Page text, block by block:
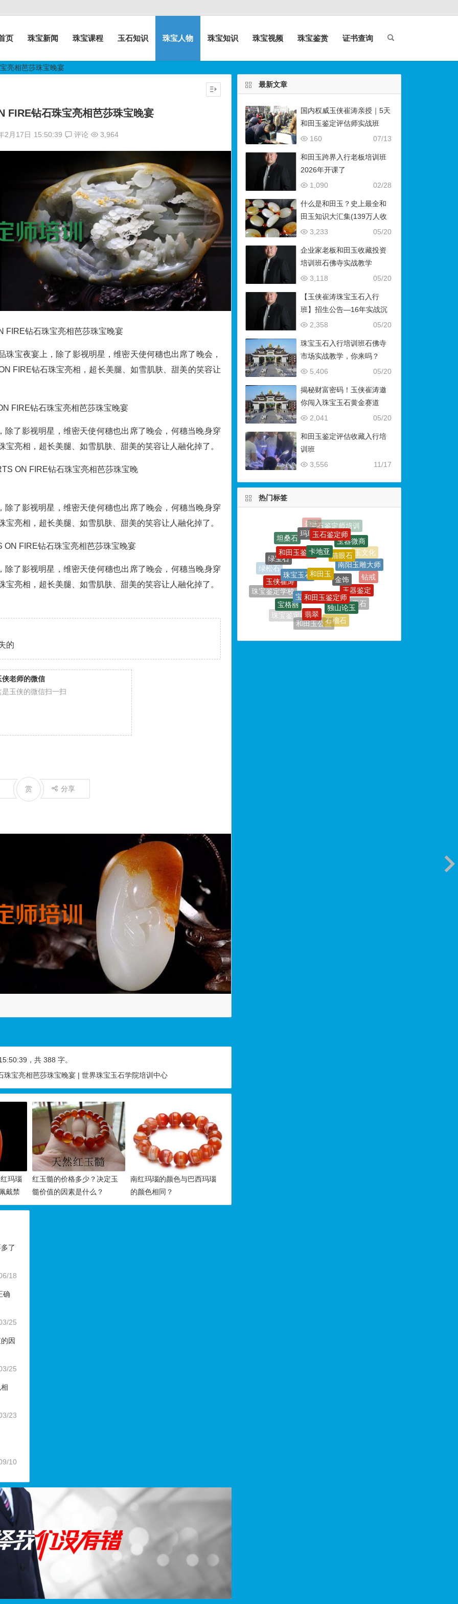
页 珠宝新闻 珠宝课程 玉石知识 珠宝人物 珠宝知识 珠宝视频 珠宝鉴赏 证书查询
亮相芭莎珠宝晚宴
FIRE钻石珠宝亮相芭莎珠宝晚宴
2月17日 15:50:39 评论 3,964
珠宝夜宴上，除了影视明星，维密天使何穗也出席了晚会，
FIRE钻石珠宝亮相，超长美腿、如雪肌肤、甜美的笑容让
了影视明星，维密天使何穗也出席了晚会，何穗当晚身穿
亮相，超长美腿、如雪肌肤、甜美的笑容让人融化掉了。
了影视明星，维密天使何穗也出席了晚会，何穗当晚身穿
亮相，超长美腿、如雪肌肤、甜美的笑容让人融化掉了。
了影视明星，维密天使何穗也出席了晚会，何穗当晚身穿
亮相，超长美腿、如雪肌肤、甜美的笑容让人融化掉了。
的
侠老师的微信
是玉侠的微信扫一扫
分享
赏
，共 388 字。
珠宝亮相芭莎珠宝晚宴 | 世界珠宝玉石学院培训中心
玛瑙
戴禁
红玉髓的价格多少？决定玉
髓价值的因素是什么？
南红玛瑙的颜色与巴西玛瑙
的颜色相同？
了
18
确
25
因
25
23
10
最新文章
国内权威玉侠崔涛亲授｜5天
和田玉鉴定评估师实战班
（石佛寺9月开班）
07/13
160
和田玉跨界入行老板培训班
2026年开课了
02/28
1,090
什么是和田玉？史上最全和
田玉知识大汇集(139万人收
藏）
05/20
3,233
企业家老板和田玉收藏投资
培训班石佛寺实战教学
05/20
3,118
【玉侠崔涛珠宝玉石入行
班】招生公告—16年实战沉
淀，助你叩开财富与传承之
05/20
2,358
珠宝玉石入行培训班石佛寺
市场实战教学，你来吗？
05/20
5,406
揭秘财富密码！玉侠崔涛邀
你闯入珠宝玉石黄金赛道
05/20
2,041
和田玉鉴定评估收藏入行培
训班
11/17
3,556
热门标签
玛瑙玉石鉴定师
玉器微商
绿松石
绿宝石
和田玉鉴定卡地亚
猫眼石
南阳玉雕大师
钻戒
玉石雕刻
和田玉标本
珠宝鉴定学校
玉侠崔涛
珠宝玉石和田玉
金饰
玉器鉴定
玉石
首饰
欧泊
玉器鉴别
珠宝鉴定师
宝格丽
宝石和田玉鉴定师
独山论玉
石榴石
和田玉公盘
翡翠